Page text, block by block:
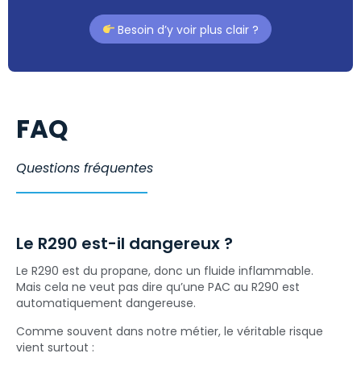
Besoin d’y voir plus clair ?
FAQ
Questions fréquentes
Le R290 est-il dangereux ?
Le R290 est du propane, donc un fluide inflammable.
Mais cela ne veut pas dire qu’une PAC au R290 est
automatiquement dangereuse.
Comme souvent dans notre métier, le véritable risque
vient surtout :